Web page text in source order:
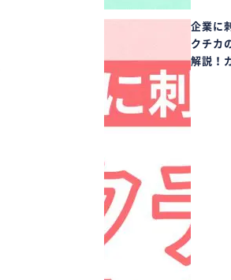
企業に
クチカ
解説！